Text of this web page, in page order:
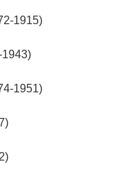
1915)
1951)